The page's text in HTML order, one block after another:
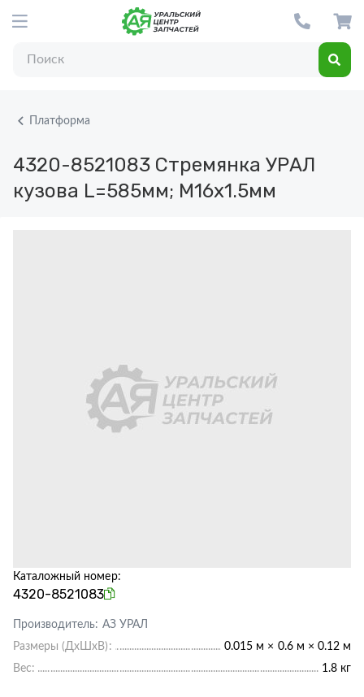
Платформа
4320-8521083 Стремянка УРАЛ
кузова L=585мм; М16х1.5мм
Каталожный номер:
4320-8521083
Производитель: АЗ УРАЛ
Размеры (ДхШхВ):
0.015 м × 0.6 м × 0.12 м
Вес:
1.8 кг